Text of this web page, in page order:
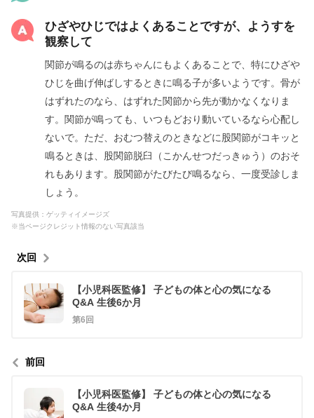
ひざやひじではよくあることですが、ようすを
観察して
関節が鳴るのは赤ちゃんにもよくあることで、特にひざや
ひじを曲げ伸ばしするときに鳴る子が多いようです。骨が
はずれたのなら、はずれた関節から先が動かなくなりま
す。関節が鳴っても、いつもどおり動いているなら心配し
ないで。ただ、おむつ替えのときなどに股関節がコキッと
鳴るときは、股関節脱臼（こかんせつだっきゅう）のおそ
れもあります。股関節がたびたび鳴るなら、一度受診しま
しょう。
写真提供：ゲッティイメージズ
※当ページクレジット情報のない写真該当
次回
【小児科医監修】 子どもの体と心の気になる
Q&A 生後6か月
第6回
前回
【小児科医監修】 子どもの体と心の気になる
Q&A 生後4か月